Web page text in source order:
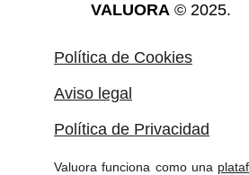
Valuora funciona como una
VALUORA © 2025.
Aviso legal
Política de Privacidad
Política de Cookies